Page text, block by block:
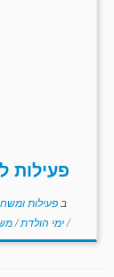
פעילות
ב פעילות
/ימי הולדת/